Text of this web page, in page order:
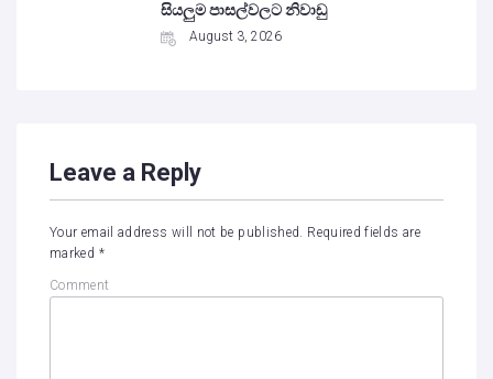
සියලුම පාසල්වලට නිවාඩු
August 3, 2026
Leave a Reply
Your email address will not be published. Required fields are
marked *
Comment